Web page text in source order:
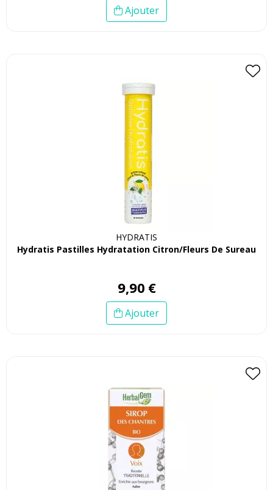
Ajouter
HYDRATIS
Hydratis Pastilles Hydratation Citron/Fleurs De Sureau
9,90 €
Ajouter